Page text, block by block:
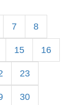
7 8
15 16
23
30